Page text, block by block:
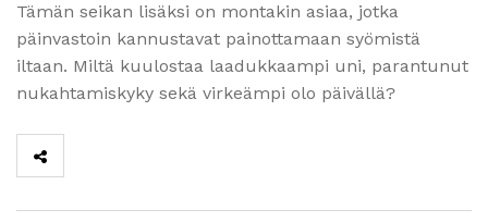
Tämän seikan lisäksi on montakin asiaa, jotka
päinvastoin kannustavat painottamaan syömistä
iltaan. Miltä kuulostaa laadukkaampi uni, parantunut
nukahtamiskyky sekä virkeämpi olo päivällä?